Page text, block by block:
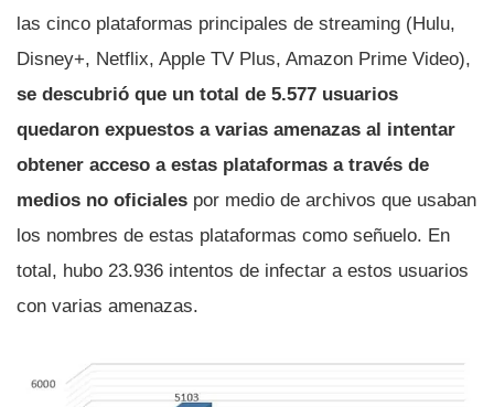
las cinco plataformas principales de streaming (Hulu,
Disney+, Netflix, Apple TV Plus, Amazon Prime Video),
se descubrió que un total de 5.577 usuarios
quedaron expuestos a varias amenazas al intentar
obtener acceso a estas plataformas a través de
medios no oficiales por medio de archivos que usaban
los nombres de estas plataformas como señuelo. En
total, hubo 23.936 intentos de infectar a estos usuarios
con varias amenazas.